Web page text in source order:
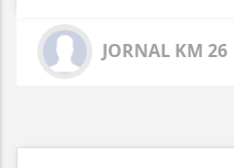
JORNAL KM 26